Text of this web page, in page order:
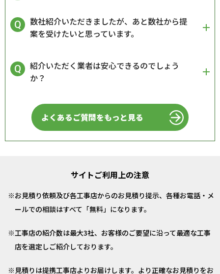
数社紹介いただきましたが、あと数社から提
案を受けたいと思っています。
紹介いただく業者は安心できるのでしょう
か？
よくあるご質問をもっと見る
サイトご利用上の注意
お見積り依頼及び各工事店からのお見積り提示、各種お電話・メ
ールでの相談はすべて「無料」になります。
工事店の紹介数は最大3社、お客様のご要望に沿って最適な工事
店を選定しご紹介しております。
見積りは提携工事店よりお届けします。より正確なお見積りをお